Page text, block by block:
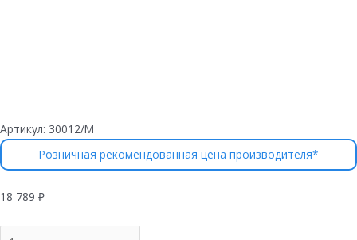
Артикул: 30012/М
Розничная рекомендованная цена производителя*
18 789 ₽